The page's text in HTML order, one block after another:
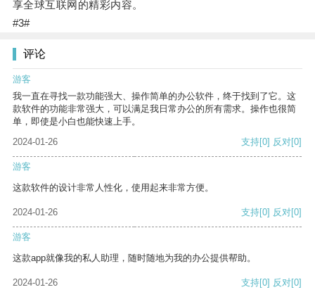
享全球互联网的精彩内容。
#3#
评论
游客
我一直在寻找一款功能强大、操作简单的办公软件，终于找到了它。这
款软件的功能非常强大，可以满足我日常办公的所有需求。操作也很简
单，即使是小白也能快速上手。
2024-01-26
支持[0] 反对[0]
游客
这款软件的设计非常人性化，使用起来非常方便。
2024-01-26 支持[0] 反对[0]
游客
这款app就像我的私人助理，随时随地为我的办公提供帮助。
2024-01-26 支持[0] 反对[0]